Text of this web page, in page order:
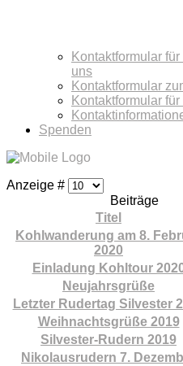
Kontaktformular
uns
Kontaktformular
Kontaktformular
Spenden
Anzeige #
Beiträge
Titel
Kohlwanderung am 8.
2020
Einladung Kohltour
Neujahrsgrüße
Letzter Rudertag Silvester
Weihnachtsgrüße 2019
Silvester-Rudern 2019
Nikolausrudern 7.